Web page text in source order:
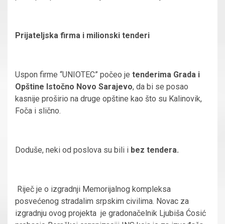
Prijateljska firma i milionski tenderi
Uspon firme “UNIOTEC” počeo je tenderima Grada i
Opštine Istočno Novo Sarajevo, da bi se posao
kasnije proširio na druge opštine kao što su Kalinovik,
Foča i slično.
Doduše, neki od poslova su bili i bez tendera.
Riječ je o izgradnji Memorijalnog kompleksa
posvećenog stradalim srpskim civilima. Novac za
izgradnju ovog projekta je gradonačelnik Ljubiša Ćosić